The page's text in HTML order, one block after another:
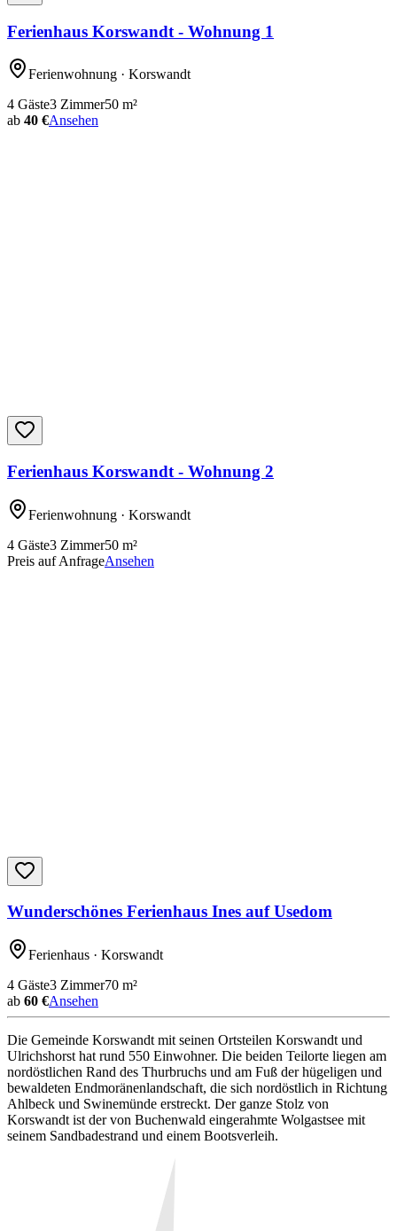
Ferienhaus Korswandt - Wohnung 1
Ferienwohnung · Korswandt
4 Gäste3 Zimmer50 m²
ab 40 €Ansehen
Ferienhaus Korswandt - Wohnung 2
Ferienwohnung · Korswandt
4 Gäste3 Zimmer50 m²
Preis auf AnfrageAnsehen
Wunderschönes Ferienhaus Ines auf Usedom
Ferienhaus · Korswandt
4 Gäste3 Zimmer70 m²
ab 60 €Ansehen
Die Gemeinde Korswandt mit seinen Ortsteilen Korswandt und
Ulrichshorst hat rund 550 Einwohner. Die beiden Teilorte liegen am
nordöstlichen Rand des Thurbruchs und am Fuß der hügeligen und
bewaldeten Endmoränenlandschaft, die sich nordöstlich in Richtung
Ahlbeck und Swinemünde erstreckt. Der ganze Stolz von
Korswandt ist der von Buchenwald eingerahmte Wolgastsee mit
seinem Sandbadestrand und einem Bootsverleih.